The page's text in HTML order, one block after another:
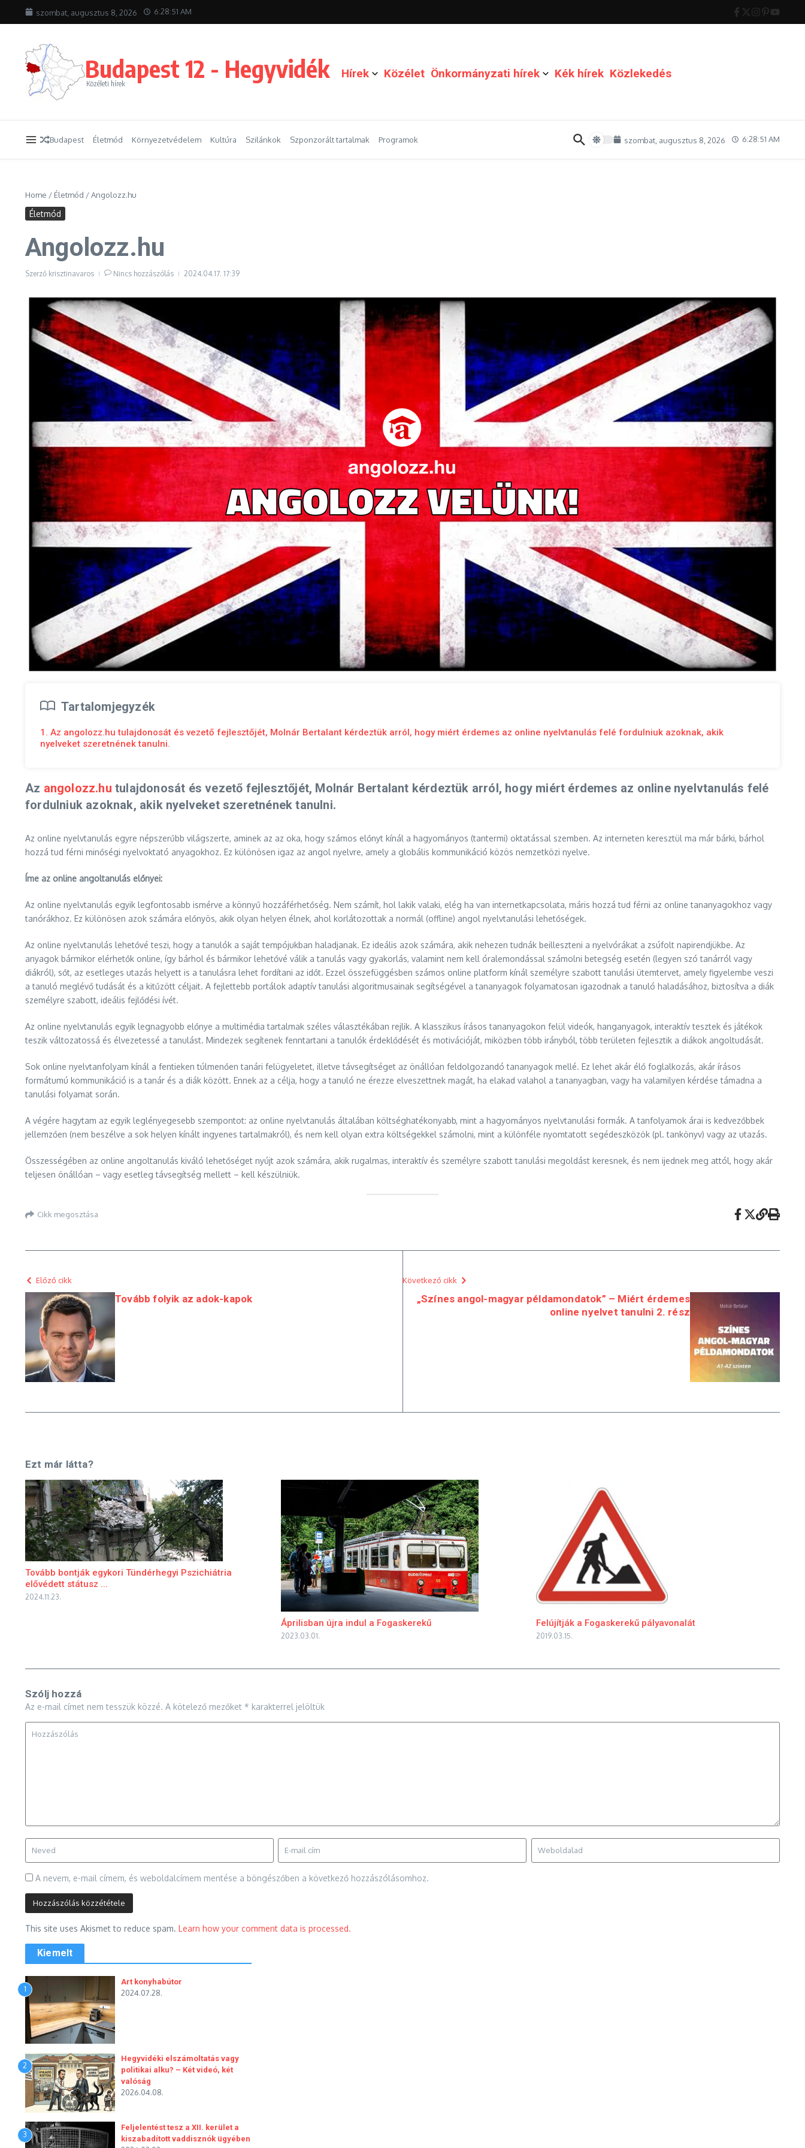
Ugrás a tartalomhoz
szombat, augusztus 8, 2026 6:28:52 AM
Budapest 12 - Hegyvidék
Közéleti hírek
Hírek Közélet Önkormányzati hírek Kék hírek Közlekedés
Budapest Életmód Környezetvédelem Kultúra Szilánkok Szponzorált tartalmak Programok szombat, augusztus 8, 2026 6:28:52 AM
Home / Életmód /Angolozz.hu
Életmód
Angolozz.hu
Szerző krisztinavaros Nincs hozzászólás 2024.04.17. 17:39
Tartalomjegyzék
1. Az angolozz.hu tulajdonosát és vezető fejlesztőjét, Molnár Bertalant kérdeztük arról, hogy miért érdemes az online nyelvtanulás felé fordulniuk azoknak, akik
nyelveket szeretnének tanulni.
Az angolozz.hu tulajdonosát és vezető fejlesztőjét, Molnár Bertalant kérdeztük arról, hogy miért érdemes az online nyelvtanulás felé
fordulniuk azoknak, akik nyelveket szeretnének tanulni.
Az online nyelvtanulás egyre népszerűbb világszerte, aminek az az oka, hogy számos előnyt kínál a hagyományos (tantermi) oktatással szemben. Az interneten keresztül ma már bárki, bárhol
hozzá tud férni minőségi nyelvoktató anyagokhoz. Ez különösen igaz az angol nyelvre, amely a globális kommunikáció közös nemzetközi nyelve.
Íme az online angoltanulás előnyei:
Az online nyelvtanulás egyik legfontosabb ismérve a könnyű hozzáférhetőség. Nem számít, hol lakik valaki, elég ha van internetkapcsolata, máris hozzá tud férni az online tananyagokhoz vagy
tanórákhoz. Ez különösen azok számára előnyös, akik olyan helyen élnek, ahol korlátozottak a normál (offline) angol nyelvtanulási lehetőségek.
Az online nyelvtanulás lehetővé teszi, hogy a tanulók a saját tempójukban haladjanak. Ez ideális azok számára, akik nehezen tudnák beilleszteni a nyelvórákat a zsúfolt napirendjükbe. Az
anyagok bármikor elérhetők online, így bárhol és bármikor lehetővé válik a tanulás vagy gyakorlás, valamint nem kell óralemondással számolni betegség esetén (legyen szó tanárról vagy
diákról), sőt, az esetleges utazás helyett is a tanulásra lehet fordítani az időt. Ezzel összefüggésben számos online platform kínál személyre szabott tanulási ütemtervet, amely figyelembe veszi
a tanuló meglévő tudását és a kitűzött céljait. A fejlettebb portálok adaptív tanulási algoritmusainak segítségével a tananyagok folyamatosan igazodnak a tanuló haladásához, biztosítva a diák
személyre szabott, ideális fejlődési ívét.
Az online nyelvtanulás egyik legnagyobb előnye a multimédia tartalmak széles választékában rejlik. A klasszikus írásos tananyagokon felül videók, hanganyagok, interaktív tesztek és játékok
teszik változatossá és élvezetessé a tanulást. Mindezek segítenek fenntartani a tanulók érdeklődését és motivációját, miközben több irányból, több területen fejlesztik a diákok angoltudását.
Sok online nyelvtanfolyam kínál a fentieken túlmenően tanári felügyeletet, illetve távsegítséget az önállóan feldolgozandó tananyagok mellé. Ez lehet akár élő foglalkozás, akár írásos
formátumú kommunikáció is a tanár és a diák között. Ennek az a célja, hogy a tanuló ne érezze elveszettnek magát, ha elakad valahol a tananyagban, vagy ha valamilyen kérdése támadna a
tanulási folyamat során.
A végére hagytam az egyik leglényegesebb szempontot: az online nyelvtanulás általában költséghatékonyabb, mint a hagyományos nyelvtanulási formák. A tanfolyamok árai is kedvezőbbek
jellemzően (nem beszélve a sok helyen kínált ingyenes tartalmakról), és nem kell olyan extra költségekkel számolni, mint a különféle nyomtatott segédeszközök (pl. tankönyv) vagy az utazás.
Összességében az online angoltanulás kiváló lehetőséget nyújt azok számára, akik rugalmas, interaktív és személyre szabott tanulási megoldást keresnek, és nem ijednek meg attól, hogy akár
teljesen önállóan – vagy esetleg távsegítség mellett – kell készülniük.
Cikk megosztása
Előző cikk
Tovább folyik az adok-kapok
Következő cikk
„Színes angol-magyar példamondatok” – Miért érdemes
online nyelvet tanulni 2. rész
Ezt már látta?
Tovább bontják egykori Tündérhegyi Pszichiátria
elővédett státusz ...
2024.11.23.
Áprilisban újra indul a Fogaskerekű
2023.03.01.
Felújítják a Fogaskerekű pályavonalát
2019.03.15.
Szólj hozzá
Az e-mail címet nem tesszük közzé. A kötelező mezőket * karakterrel jelöltük
A nevem, e-mail címem, és weboldalcímem mentése a böngészőben a következő hozzászólásomhoz.
This site uses Akismet to reduce spam. Learn how your comment data is processed.
Kiemelt
1
Art konyhabútor
2024.07.28.
2
Hegyvidéki elszámoltatás vagy
politikai alku? – Két videó, két
valóság
2026.04.08.
3
Feljelentést tesz a XII. kerület a
kiszabadított vaddisznók ügyében